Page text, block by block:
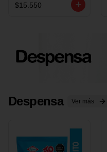
85 GRS
$15.550
Despensa Ver más